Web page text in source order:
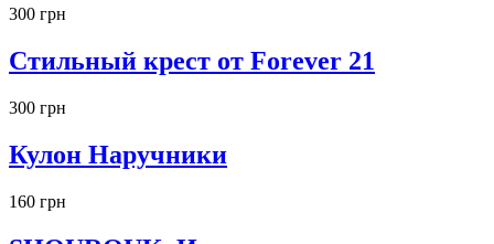
300 грн
Стильный крест от Forever 21
300 грн
Кулон Наручники
160 грн